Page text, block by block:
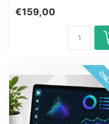
jaar 24/...
€159,00